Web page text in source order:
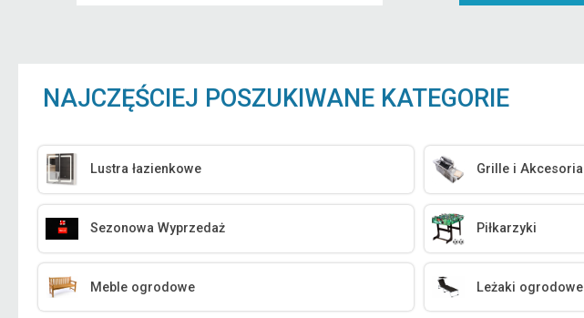
NAJCZĘŚCIEJ POSZUKIWANE KATEGORIE
Lustra łazienkowe Grille i Akcesoria
Sezonowa Wyprzedaż Piłkarzyki
Meble ogrodowe Leżaki ogrodowe